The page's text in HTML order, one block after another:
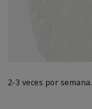
2-3 veces por semana.